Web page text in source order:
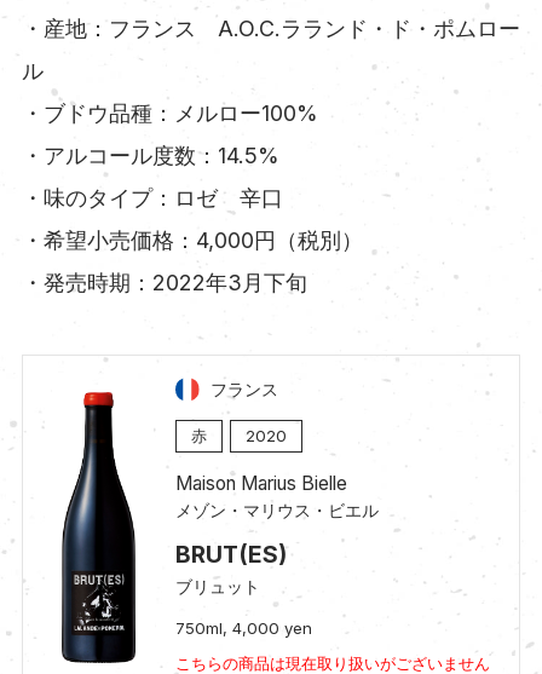
・産地：フランス A.O.C.ラランド・ド・ポムロー
ル
・ブドウ品種：メルロー100%
・アルコール度数：14.5%
・味のタイプ：ロゼ 辛口
・希望小売価格：4,000円（税別）
・発売時期：2022年3月下旬
フランス
赤 2020
Maison Marius Bielle
メゾン・マリウス・ビエル
BRUT(ES)
ブリュット
750ml, 4,000 yen
こちらの商品は現在取り扱いがございません